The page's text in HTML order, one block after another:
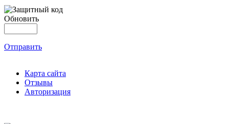
Обновить
Отправить
Карта сайта
Отзывы
Авторизация